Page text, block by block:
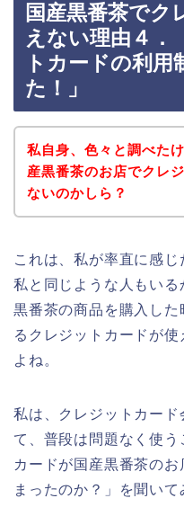
国産黒番茶でク
えない理由４．
トカードの利
た！」
私自身、色々と調べた
産黒番茶のお店でクレ
ないのかしら？
これは、私が率直に感
私と同じような人もい
黒番茶の商品を購入し
るクレジットカードが
よね。
私は、クレジットカー
て、普段は問題なく使う
カードが国産黒番茶の
まったのか？」を聞いて